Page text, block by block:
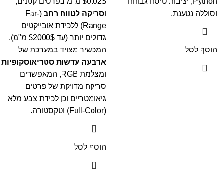
וסוללה נטענת.
הוסף לסל
וסריקה לטווח רחב (Far-
Range) ללכידת אובייקטים
גדולים יותר (עד $2000$ מ"מ).
המכשיר מצויד במערכת של
ארבעה עדשות סטריאוסקופיות
ומצלמת RGB, המאפשרים
סריקה מדויקת של פרטים
גיאומטריים וכן לכידת צבע מלא
(Full-Color) וטקסטורה.
הוסף לסל